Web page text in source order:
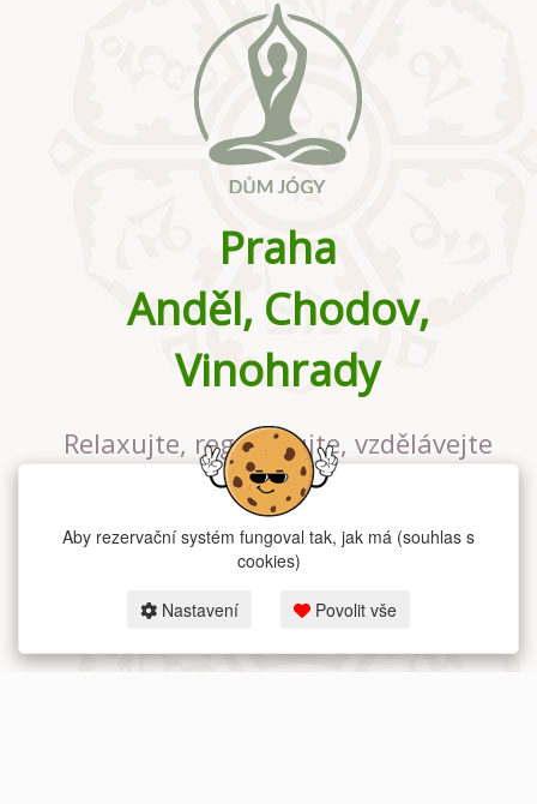
Praha
Anděl, Chodov,
Vinohrady
Relaxujte, regenerujte, vzdělávejte
se v největším jógovém studiu v
Praze
Aby rezervační systém fungoval tak, jak má (souhlas s
cookies)
Nastavení Povolit vše